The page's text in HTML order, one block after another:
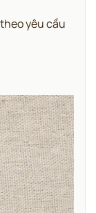
yêu cầu